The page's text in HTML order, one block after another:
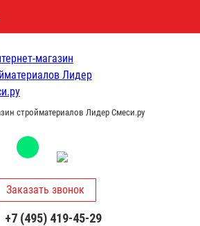
стройматериалов Лидер Смеси.ру
Заказать звонок
+7 (495) 419-45-29